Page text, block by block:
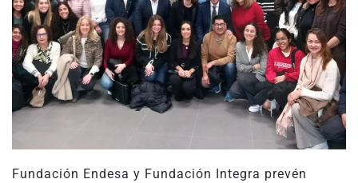
Fundación Endesa y Fundación Integra prevén